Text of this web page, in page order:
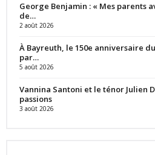
George Benjamin : « Mes parents
de…
2 août 2026
À Bayreuth, le 150e anniversaire
par…
5 août 2026
Vannina Santoni et le ténor Julien
passions
3 août 2026